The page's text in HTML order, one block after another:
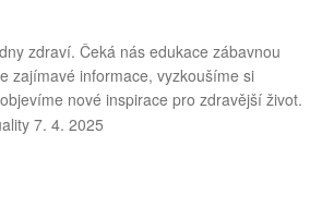
zdraví. Čeká nás edukace zábavnou
zajímavé informace, vyzkoušíme si
nové inspirace pro zdravější život.
7. 4. 2025